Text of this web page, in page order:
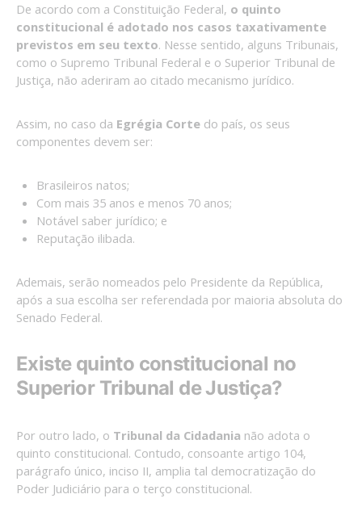
De acordo com a Constituição Federal, o quinto
constitucional é adotado nos casos taxativamente
previstos em seu texto. Nesse sentido, alguns Tribunais,
como o Supremo Tribunal Federal e o Superior Tribunal de
Justiça, não aderiram ao citado mecanismo jurídico.
Assim, no caso da Egrégia Corte do país, os seus
componentes devem ser:
Brasileiros natos;
Com mais 35 anos e menos 70 anos;
Notável saber jurídico; e
Reputação ilibada.
Ademais, serão nomeados pelo Presidente da República,
após a sua escolha ser referendada por maioria absoluta do
Senado Federal.
Existe quinto constitucional no
Superior Tribunal de Justiça?
Por outro lado, o Tribunal da Cidadania não adota o
quinto constitucional. Contudo, consoante artigo 104,
parágrafo único, inciso II, amplia tal democratização do
Poder Judiciário para o terço constitucional.